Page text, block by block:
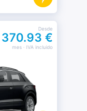
Desde
370.93 €
mes· IVA incluido